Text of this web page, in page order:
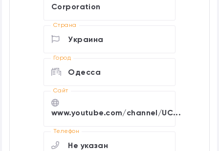
Corporation
Страна
Украина
Город
Одесса
Cайт
www.youtube.com/channel/UC...
Телефон
Не указан